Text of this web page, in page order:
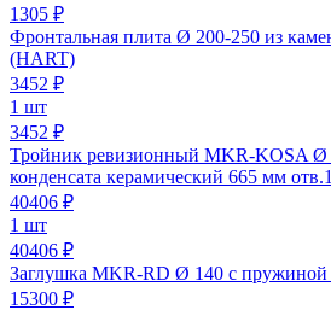
1305 ₽
Фронтальная плита Ø 200-250 из
(HART)
3452 ₽
1 шт
3452 ₽
Тройник ревизионный MKR-KOSA Ø
конденсата керамический 665 мм
40406 ₽
1 шт
40406 ₽
Заглушка MKR-RD Ø 140 с пружиной
15300 ₽